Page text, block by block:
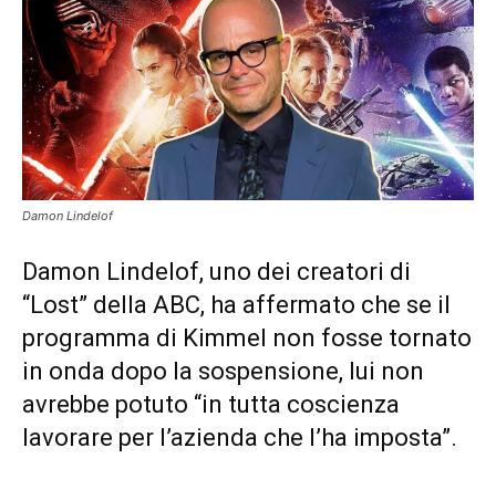
Damon Lindelof
Damon Lindelof, uno dei creatori di
“Lost” della ABC, ha affermato che se il
programma di Kimmel non fosse tornato
in onda dopo la sospensione, lui non
avrebbe potuto “in tutta coscienza
lavorare per l’azienda che l’ha imposta”.